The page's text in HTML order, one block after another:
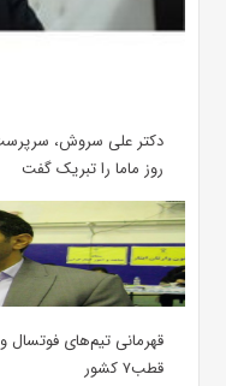
دکتر علی سروش، سرپرست
روز ماما را تبریک گفت
قهرمانی تیم‌های فوتسال
قطب۷ کشور